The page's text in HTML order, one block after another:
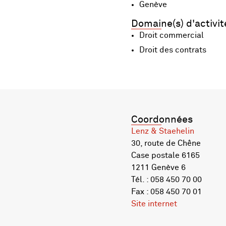
Genève
Domaine(s)
Droit commercial
Droit des contrats
Coordonnées
Lenz & Staehelin
30, route de Chêne
Case postale 6165
1211 Genève 6
Tél. : 058 450 70 00
Fax : 058 450 70 01
Site internet